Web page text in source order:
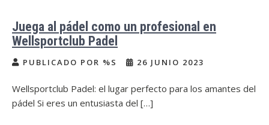
Juega al pádel como un profesional en
Wellsportclub Padel
PUBLICADO POR %S 26 JUNIO 2023
Wellsportclub Padel: el lugar perfecto para los amantes del
pádel Si eres un entusiasta del […]